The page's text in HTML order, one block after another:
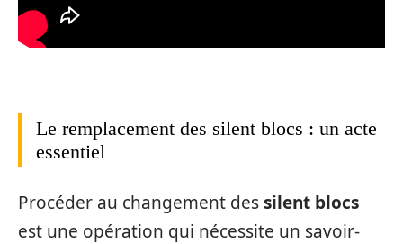
Le remplacement des silent blocs : un acte
essentiel
Procéder au changement dessilent blocs
est une opération qui nécessite un savoir-